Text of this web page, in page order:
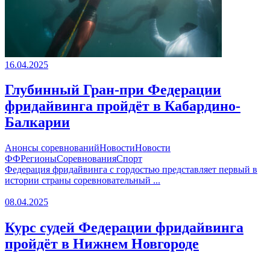
16.04.2025
Глубинный Гран-при Федерации
фридайвинга пройдёт в Кабардино-
Балкарии
Анонсы соревнованийНовостиНовости
ФФРегионыСоревнованияСпорт
Федерация фридайвинга с гордостью представляет первый в
истории страны соревновательный ...
08.04.2025
Курс судей Федерации фридайвинга
пройдёт в Нижнем Новгороде